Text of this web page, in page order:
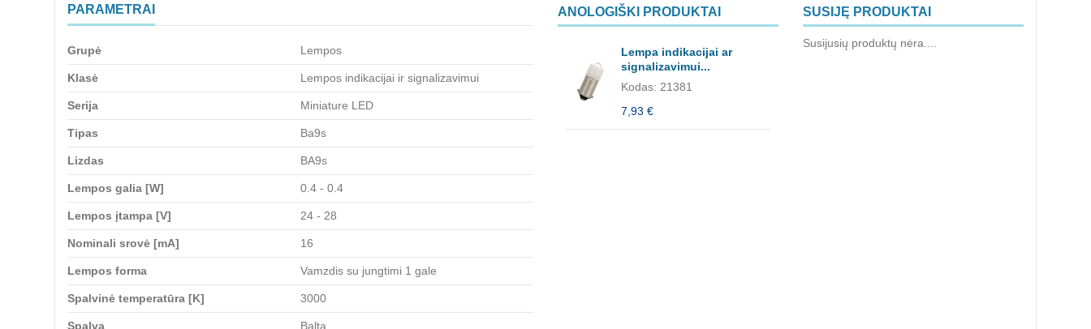
PARAMETRAI
Grupė Lempos
Klasė Lempos indikacijai ir signalizavimui
Serija Miniature LED
Tipas Ba9s
Lizdas BA9s
Lempos galia [W] 0.4 - 0.4
Lempos įtampa [V] 24 - 28
Nominali srovė [mA] 16
Lempos forma Vamzdis su jungtimi 1 gale
Spalvinė temperatūra [K] 3000
Spalva Balta
ANOLOGIŠKI PRODUKTAI
Lempa indikacijai ar
signalizavimui...
Kodas: 21381
7,93 €
SUSIJĘ PRODUKTAI
Susijusių produktų nėra....